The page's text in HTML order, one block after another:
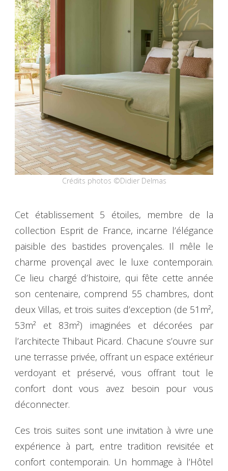
Crédits photos ©Didier Delmas
Cet établissement 5 étoiles, membre de la
collection Esprit de France, incarne l’élégance
paisible des bastides provençales. Il mêle le
charme provençal avec le luxe contemporain.
Ce lieu chargé d’histoire, qui fête cette année
son centenaire, comprend 55 chambres, dont
deux Villas, et trois suites d’exception (de 51m²,
53m² et 83m²) imaginées et décorées par
l’architecte Thibaut Picard. Chacune s’ouvre sur
une terrasse privée, offrant un espace extérieur
verdoyant et préservé, vous offrant tout le
confort dont vous avez besoin pour vous
déconnecter.
Ces trois suites sont une invitation à vivre une
expérience à part, entre tradition revisitée et
confort contemporain. Un hommage à l’Hôtel